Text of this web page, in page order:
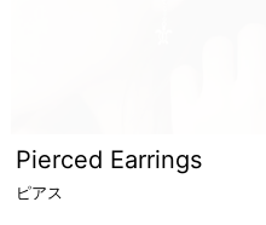
Pierced Earrings
ピアス